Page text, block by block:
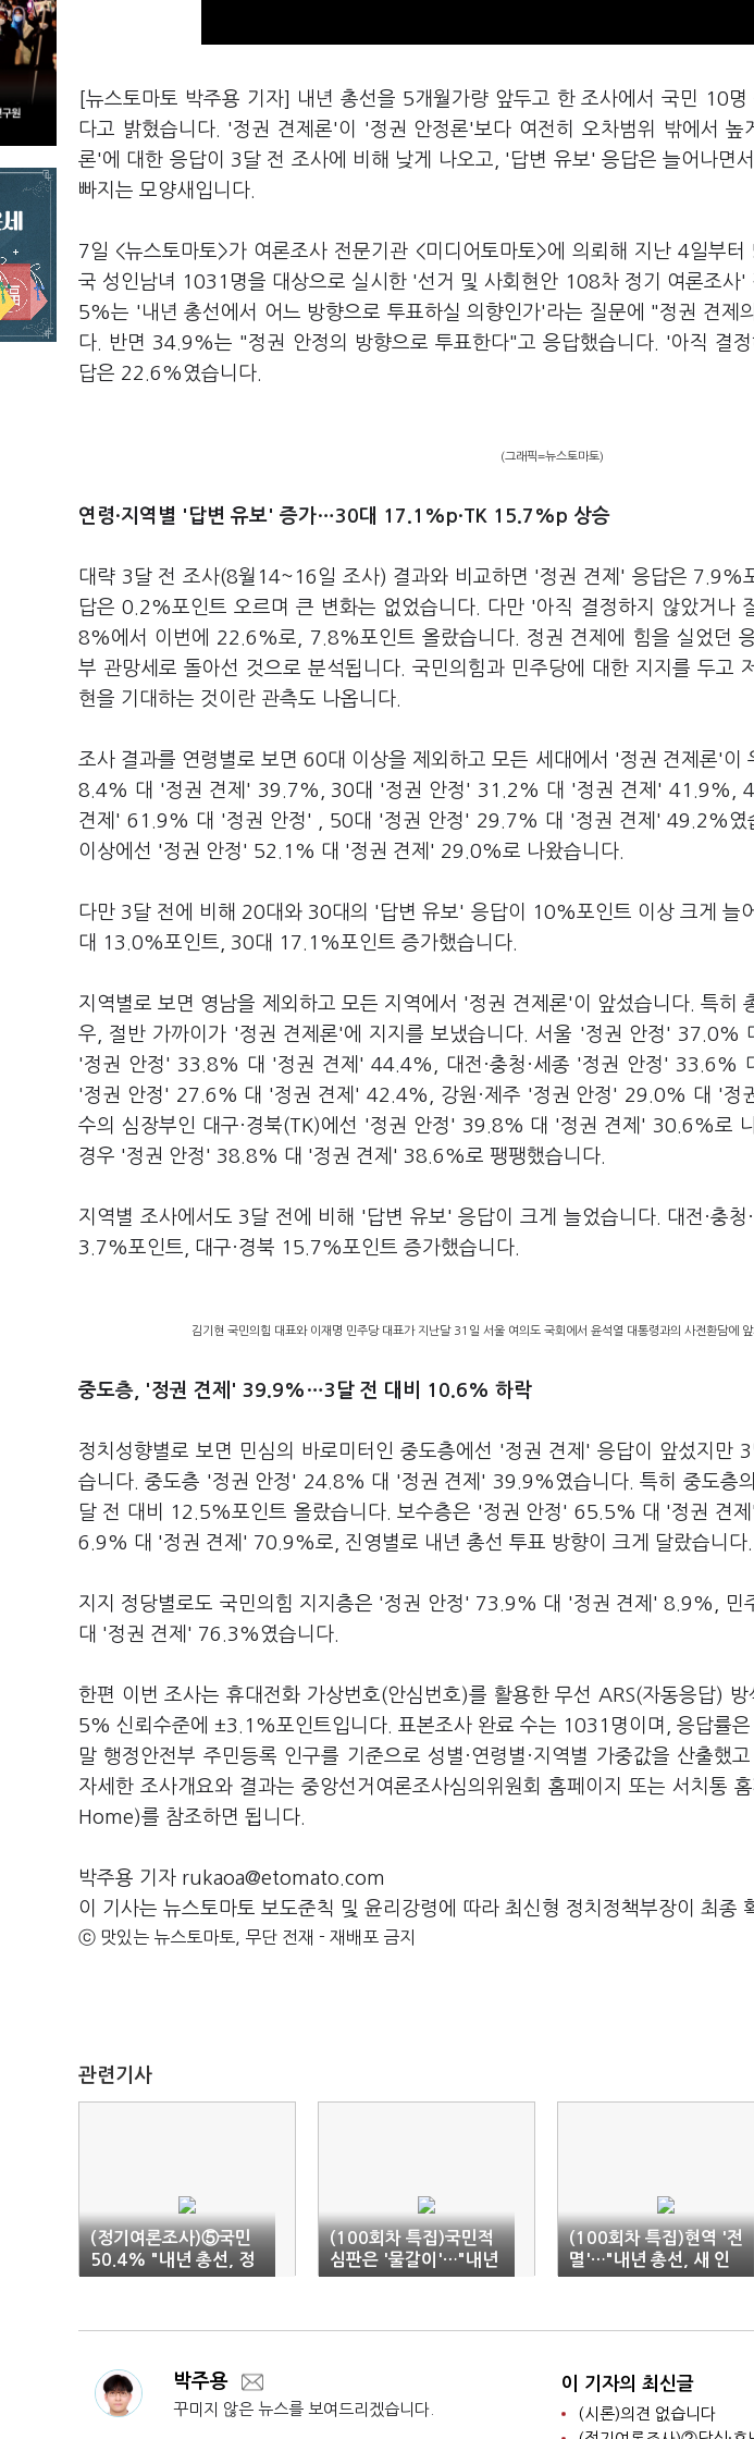
[뉴스토마토 박주용 기자] 내년 총선을 5개월가량 앞두고 한 조사에서 국민 10
다고 밝혔습니다. '정권 견제론'이 '정권 안정론'보다 여전히 오차범위 밖에서 높
론'에 대한 응답이 3달 전 조사에 비해 낮게 나오고, '답변 유보' 응답은 늘어나면
빠지는 모양새입니다.
7일 <뉴스토마토>가 여론조사 전문기관 <미디어토마토>에 의뢰해 지난 4일부
국 성인남녀 1031명을 대상으로 실시한 '선거 및 사회현안 108차 정기 여론조사'
5%는 '내년 총선에서 어느 방향으로 투표하실 의향인가'라는 질문에 "정권 견제
다. 반면 34.9%는 "정권 안정의 방향으로 투표한다"고 응답했습니다. '아직 결
답은 22.6%였습니다.
(그래픽=뉴스토마토)
연령·지역별 '답변 유보' 증가…30대 17.1%p·TK 15.7%p 상승
대략 3달 전 조사(8월14~16일 조사) 결과와 비교하면 '정권 견제' 응답은 7.9%
답은 0.2%포인트 오르며 큰 변화는 없었습니다. 다만 '아직 결정하지 않았거나
8%에서 이번에 22.6%로, 7.8%포인트 올랐습니다. 정권 견제에 힘을 실었던
부 관망세로 돌아선 것으로 분석됩니다. 국민의힘과 민주당에 대한 지지를 두고
현을 기대하는 것이란 관측도 나옵니다.
조사 결과를 연령별로 보면 60대 이상을 제외하고 모든 세대에서 '정권 견제론'
8.4% 대 '정권 견제' 39.7%, 30대 '정권 안정' 31.2% 대 '정권 견제' 41.9%,
견제' 61.9% 대 '정권 안정' , 50대 '정권 안정' 29.7% 대 '정권 견제' 49.2%였
이상에선 '정권 안정' 52.1% 대 '정권 견제' 29.0%로 나왔습니다.
다만 3달 전에 비해 20대와 30대의 '답변 유보' 응답이 10%포인트 이상 크게 늘
대 13.0%포인트, 30대 17.1%포인트 증가했습니다.
지역별로 보면 영남을 제외하고 모든 지역에서 '정권 견제론'이 앞섰습니다. 특히
우, 절반 가까이가 '정권 견제론'에 지지를 보냈습니다. 서울 '정권 안정' 37.0%
'정권 안정' 33.8% 대 '정권 견제' 44.4%, 대전·충청·세종 '정권 안정' 33.6%
'정권 안정' 27.6% 대 '정권 견제' 42.4%, 강원·제주 '정권 안정' 29.0% 대 '정
수의 심장부인 대구·경북(TK)에선 '정권 안정' 39.8% 대 '정권 견제' 30.6%로 나
경우 '정권 안정' 38.8% 대 '정권 견제' 38.6%로 팽팽했습니다.
지역별 조사에서도 3달 전에 비해 '답변 유보' 응답이 크게 늘었습니다. 대전·충
3.7%포인트, 대구·경북 15.7%포인트 증가했습니다.
김기현 국민의힘 대표와 이재명 민주당 대표가 지난달 31일 서울 여의도 국회에서 윤석열 대통령과의 사전환담에
중도층, '정권 견제' 39.9%…3달 전 대비 10.6% 하락
정치성향별로 보면 민심의 바로미터인 중도층에선 '정권 견제' 응답이 앞섰지만
습니다. 중도층 '정권 안정' 24.8% 대 '정권 견제' 39.9%였습니다. 특히 중도층
달 전 대비 12.5%포인트 올랐습니다. 보수층은 '정권 안정' 65.5% 대 '정권 견
6.9% 대 '정권 견제' 70.9%로, 진영별로 내년 총선 투표 방향이 크게 달랐습니다.
지지 정당별로도 국민의힘 지지층은 '정권 안정' 73.9% 대 '정권 견제' 8.9%,
대 '정권 견제' 76.3%였습니다.
한편 이번 조사는 휴대전화 가상번호(안심번호)를 활용한 무선 ARS(자동응답)
5% 신뢰수준에 ±3.1%포인트입니다. 표본조사 완료 수는 1031명이며, 응답률
말 행정안전부 주민등록 인구를 기준으로 성별·연령별·지역별 가중값을 산출했
자세한 조사개요와 결과는 중앙선거여론조사심의위원회 홈페이지 또는 서치
Home)를 참조하면 됩니다.
박주용 기자 rukaoa@etomato.com
이 기사는 뉴스토마토 보도준칙 및 윤리강령에 따라 최신형 정치정책부장이 최종
ⓒ 맛있는 뉴스토마토, 무단 전재 - 재배포 금지
관련기사
(정기여론조사)⑤국민
50.4% "내년 총선, 정
권견제에 투표"
(100회차 특집)국민적
심판은 '물갈이'…"내년
총선, 현역 아닌 새 인물
(100회차 특집)현역 '전
멸'…"내년 총선, 새 인
물에 투표"(종합)
박주용
꾸미지 않은 뉴스를 보여드리겠습니다.
이 기자의 최신글
(시론)의견 없습니다